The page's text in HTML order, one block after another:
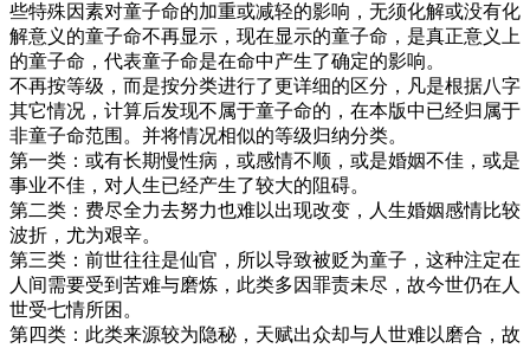
些特殊因素对童子命的加重或减轻的影响，无须化解或没有化
解意义的童子命不再显示，现在显示的童子命，是真正意义上
的童子命，代表童子命是在命中产生了确定的影响。
不再按等级，而是按分类进行了更详细的区分，凡是根据八字
其它情况，计算后发现不属于童子命的，在本版中已经归属于
非童子命范围。并将情况相似的等级归纳分类。
第一类： 或有长期慢性病，或感情不顺，或是婚姻不佳，或是
事业不佳，对人生已经产生了较大的阻碍。
第二类： 费尽全力去努力也难以出现改变，人生婚姻感情比较
波折，尤为艰辛。
第三类： 前世往往是仙官，所以导致被贬为童子，这种注定在
人间需要受到苦难与磨炼，此类多因罪责未尽，故今世仍在人
世受七情所困。
第四类： 此类来源较为隐秘，天赋出众却与人世难以磨合，故